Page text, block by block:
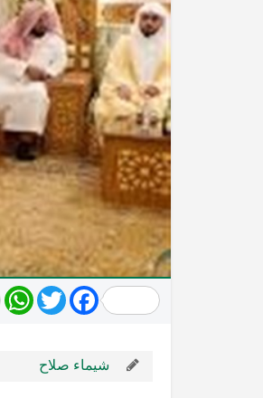
WhatsApp
TwitterFacebook
شيماء صلاح